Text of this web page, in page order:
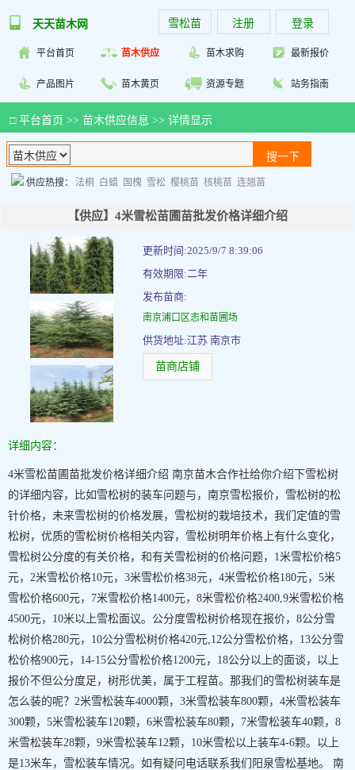
天天苗木网 雪松苗 注册 登录
平台首页 苗木供应 苗木求购 最新报价
产品图片 苗木黄页 资源专题 站务指南
□ 平台首页 >> 苗木供应信息 >> 详情显示
供应热搜： 法桐 白蜡 国槐 雪松 樱桃苗 核桃苗 连翘苗
【供应】4米雪松苗圃苗批发价格详细介绍
更新时间:2025/9/7 8:39:06
有效期限:二年
发布苗商:
南京浦口区志和苗圃场
供货地址:江苏 南京市
苗商店铺
详细内容：
4米雪松苗圃苗批发价格详细介绍 南京苗木合作社给你介绍下雪松树
的详细内容，比如雪松树的装车问题与，南京雪松报价，雪松树的松
针价格，未来雪松树的价格发展，雪松树的栽培技术，我们定值的雪
松树，优质的雪松树价格相关内容，雪松树明年价格上有什么变化，
雪松树公分度的有关价格，和有关雪松树的价格问题，1米雪松价格5
元，2米雪松价格10元，3米雪松价格38元，4米雪松价格180元，5米
雪松价格600元，7米雪松价格1400元，8米雪松价格2400,9米雪松价格
4500元，10米以上雪松面议。公分度雪松树价格现在报价，8公分雪
松树价格280元，10公分雪松树价格420元,12公分雪松价格，13公分雪
松价格900元，14-15公分雪松价格1200元，18公分以上的面谈，以上
报价不但公分度足，树形优美，属于工程苗。那我们的雪松树装车是
怎么装的呢？2米雪松装车4000颗，3米雪松装车800颗，4米雪松装车
300颗，5米雪松装车120颗，6米雪松装车80颗，7米雪松装车40颗，8
米雪松装车28颗，9米雪松装车12颗，10米雪松以上装车4-6颗。以上
是13米车，雪松装车情况。如有疑问电话联系我们阳泉雪松基地。 南